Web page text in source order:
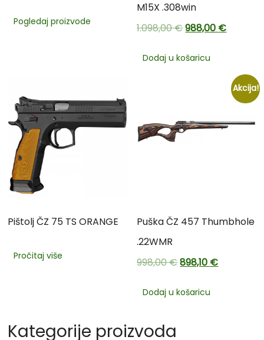
Pogledaj proizvode
M15X .308win
1.098,00€988,00 €
Dodaj u košaricu
Pištolj ČZ 75 TS ORANGE
Pročitaj više
Akcija!
Puška ČZ 457 Thumbhole
.22WMR
998,00€898,10 €
Dodaj u košaricu
Kategorije proizvoda